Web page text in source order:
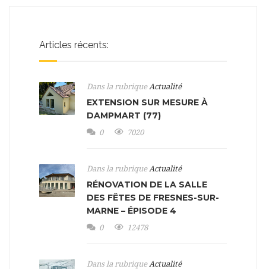
Articles récents:
Dans la rubrique Actualité
EXTENSION SUR MESURE À
DAMPMART (77)
0 7020
Dans la rubrique Actualité
RÉNOVATION DE LA SALLE
DES FÊTES DE FRESNES-SUR-
MARNE – ÉPISODE 4
0 12478
Dans la rubrique Actualité